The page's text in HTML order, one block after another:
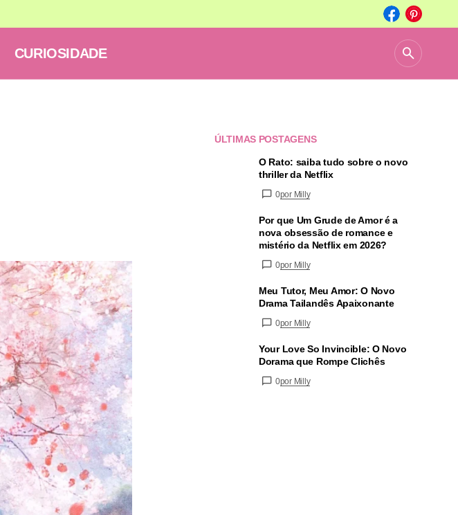
CURIOSIDADE
ÚLTIMAS POSTAGENS
O Rato: saiba tudo sobre o novo
thriller da Netflix
0por Milly
Por que Um Grude de Amor é a
nova obsessão de romance e
mistério da Netflix em 2026?
0por Milly
Meu Tutor, Meu Amor: O Novo
Drama Tailandês Apaixonante
0por Milly
Your Love So Invincible: O Novo
Dorama que Rompe Clichês
0por Milly